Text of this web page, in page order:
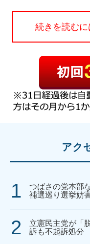
続きを読むに
アク
つばさの党本部
補選巡り選挙妨
立憲民主党が「
訴も不起訴処分